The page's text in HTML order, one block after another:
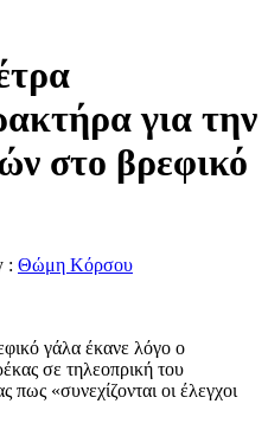
για την
στο βρεφικό
: Θώμη Κόρσου
γάλα έκανε λόγο ο
σε τηλεοπρική του
«συνεχίζονται οι έλεγχοι